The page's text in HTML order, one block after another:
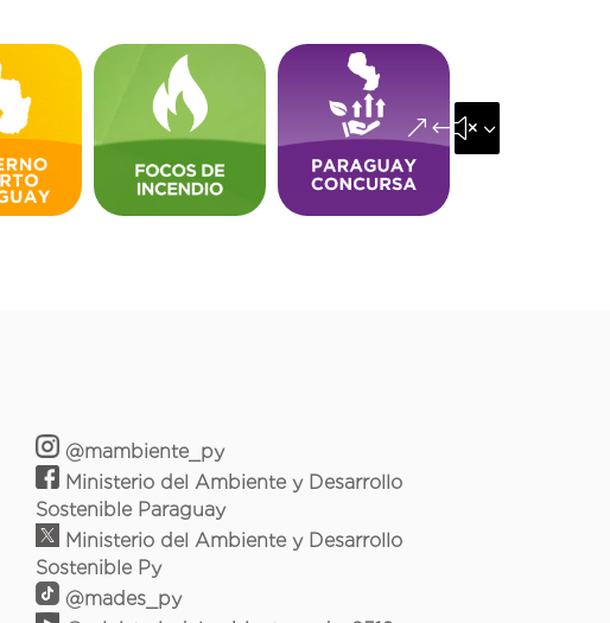
&#x35;
@mambiente_py
Ministerio del Ambiente y Desarrollo
Sostenible Paraguay
Ministerio del Ambiente y Desarrollo
Sostenible Py
@mades_py